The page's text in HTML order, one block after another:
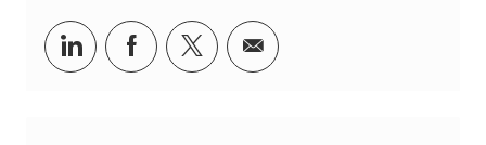
Jaa LinkedInissä
Jaa Facebookissa
Jaa Twitterissä
Jaa sähköpostilla